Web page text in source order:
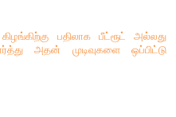
கரைசலை நிரப்பி அதன்